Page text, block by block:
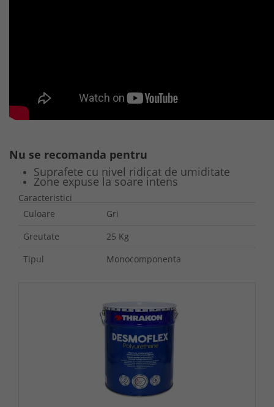
Nu se recomanda pentru
Suprafete cu nivel ridicat de umiditate
Zone expuse la soare intens
Caracteristici
Culoare
Gri
Greutate
25 Kg
Tipul
Monocomponenta